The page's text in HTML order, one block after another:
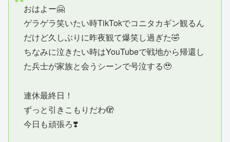
おはよー🤗
ゲラゲラ笑いたい時TikTokでコニタカギン観るん
だけど久しぶりに昨夜観て爆笑し過ぎた🤣
ちなみに泣きたい時はYouTubeで戦地から帰還し
た兵士が家族と会うシーンで号泣する🥹
連休最終日！
ずっと引きこもりだわ🫣
今日も頑張ろ❣️